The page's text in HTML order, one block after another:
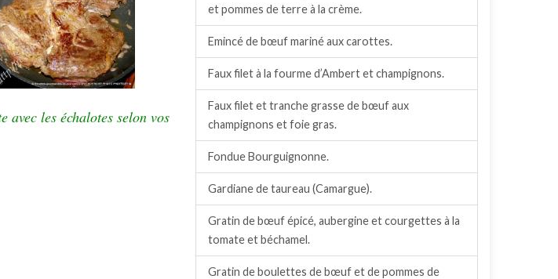
avec les échalotes selon vos
et pommes de terre à la crème.
Emincé de bœuf mariné aux carottes.
Faux filet à la fourme d’Ambert et champignons.
Faux filet et tranche grasse de bœuf aux
champignons et foie gras.
Fondue Bourguignonne.
Gardiane de taureau (Camargue).
Gratin de bœuf épicé, aubergine et courgettes à la
tomate et béchamel.
Gratin de boulettes de bœuf et de pommes de